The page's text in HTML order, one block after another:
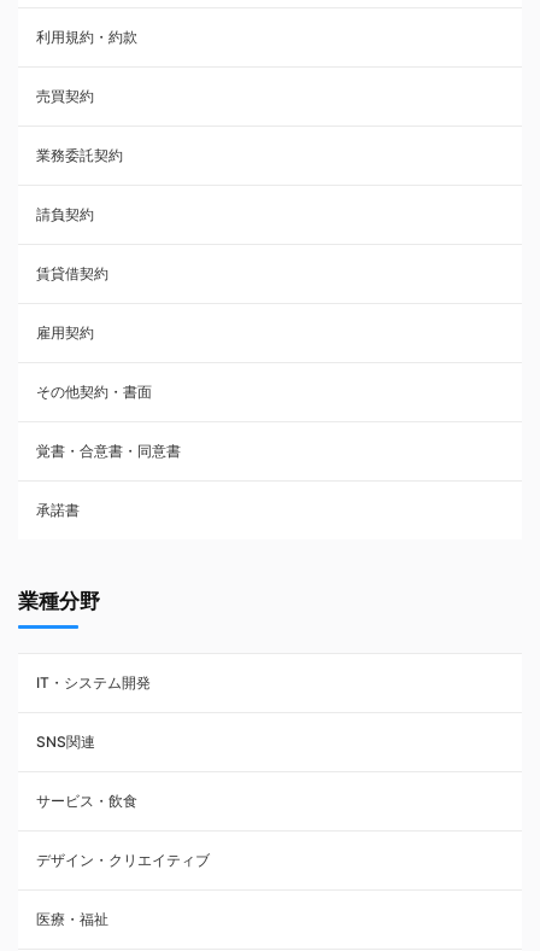
覚書・合意書・同意書
承諾書
雇用契約
その他契約・書面
売買契約
株主総会議事録・関連書類
請負契約
フランチャイズ契約
賃貸借契約
利用規約・約款
売買契約
業務委託契約
請負契約
賃貸借契約
雇用契約
その他契約・書面
覚書・合意書・同意書
承諾書
業種分野
IT・システム開発
SNS関連
サービス・飲食
デザイン・クリエイティブ
医療・福祉